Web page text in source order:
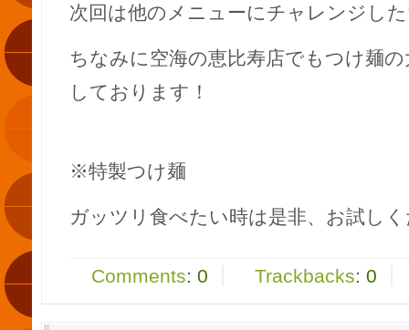
次回は他のメニューにチャレンジし
ちなみに空海の恵比寿店でもつけ麺
しております！
※特製つけ麺
ガッツリ食べたい時は是非、お試し
Comments: 0 Trackbacks: 0